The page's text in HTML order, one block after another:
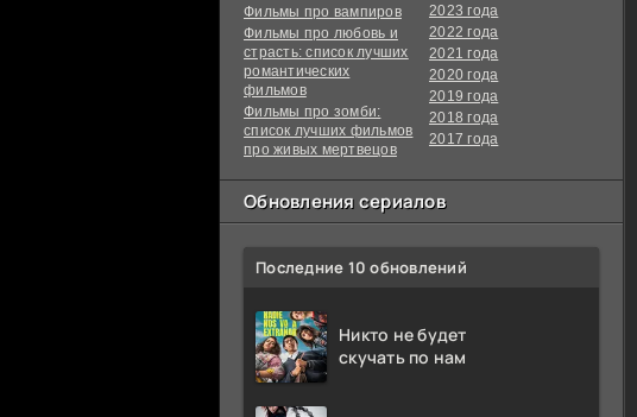
Фильмы про вампиров
Фильмы про любовь и
страсть: список лучших
романтических
фильмов
Фильмы про зомби:
список лучших фильмов
про живых мертвецов
2023 года
2022 года
2021 года
2020 года
2019 года
2018 года
2017 года
Обновления сериалов
Последние 10 обновлений
Никто не будет
скучать по нам